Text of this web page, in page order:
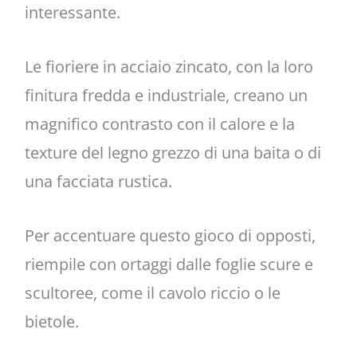
interessante.
Le fioriere in acciaio zincato, con la loro
finitura fredda e industriale, creano un
magnifico contrasto con il calore e la
texture del legno grezzo di una baita o di
una facciata rustica.
Per accentuare questo gioco di opposti,
riempile con ortaggi dalle foglie scure e
scultoree, come il cavolo riccio o le
bietole.